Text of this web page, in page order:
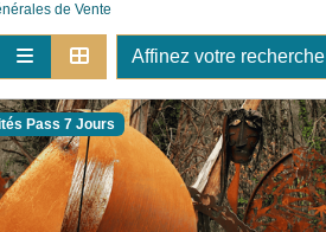
de Vente
Affinez votre recherche
Pass 7 Jours